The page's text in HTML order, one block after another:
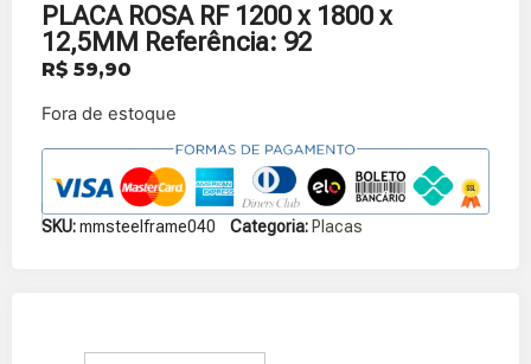
PLACA ROSA RF 1200 x 1800 x
12,5MM Referência: 92
R$ 59,90
Fora de estoque
SKU:mmsteelframe040 Categoria: Placas